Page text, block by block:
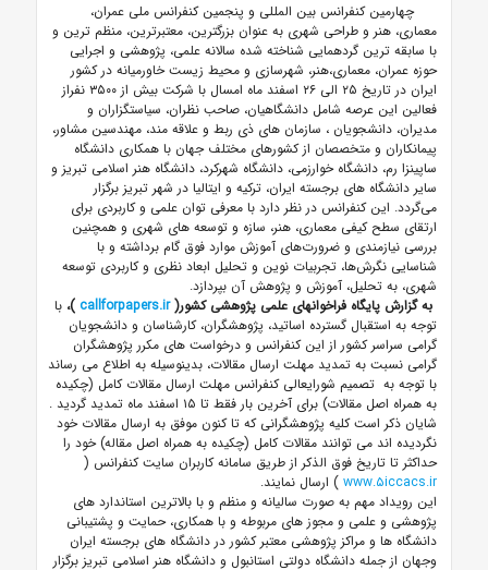
چهارمین کنفرانس بین المللی و پنجمین کنفرانس ملی عمران،
معماری، هنر و طراحی شهری به عنوان بزرگترین، معتبرترین، منظم ترین و
با سابقه ترین گردهمایی شناخته شده سالانه علمی، پژوهشی و اجرایی
حوزه عمران، معماری،هنر، شهرسازی و محیط زیست خاورمیانه در کشور
ایران در تاریخ ۲۵ الی ۲۶ اسفند ماه امسال با شرکت بیش از ۳۵۰۰ نفراز
فعالین این عرصه شامل دانشگاهیان، صاحب نظران، سیاستگزاران و
مدیران، دانشجویان ، سازمان های ذی ربط و علاقه مند، مهندسین مشاور،
پیمانکاران و متخصصان از کشورهای مختلف جهان با همکاری دانشگاه
ساپینزا رم، دانشگاه خوارزمی، دانشگاه شهرکرد، دانشگاه هنر اسلامی تبریز و
سایر دانشگاه های برجسته ایران، ترکیه و ایتالیا در شهر تبریز برگزار
می‌گردد. این کنفرانس در نظر دارد با معرفی توان علمی و کاربردی برای
ارتقای سطح کیفی معماری، هنر، سازه و توسعه های شهری و همچنین
بررسی نیازمندی و ضرورت‌های آموزش موارد فوق گام برداشته و با
شناسایی نگرش‌ها، تجربیات نوین و تحلیل ابعاد نظری و کاربردی توسعه
شهری، به تحلیل، آموزش و پژوهش آن بپردازد.
به گزارش پایگاه فراخوانهای علمی پژوهشی کشور(callforpapers.ir )، ‌با
توجه به استقبال گسترده اساتید، پژوهشگران، کارشناسان و دانشجویان
گرامی سراسر کشور از این کنفرانس و درخواست های مکرر پژوهشگران
گرامی نسبت به تمدید مهلت ارسال مقالات، بدینوسیله به اطلاع می رساند
با توجه به تصمیم شورایعالی کنفرانس مهلت ارسال مقالات کامل (چکیده
به همراه اصل مقالات) برای آخرین بار فقط تا ۱۵ اسفند ماه تمدید گردید
.
شایان ذکر است کلیه پژوهشگرانی که تا کنون موفق به ارسال مقالات خود
نگردیده اند می توانند مقالات کامل (چکیده به همراه اصل مقاله) خود را
حداکثر تا تاریخ فوق الذکر از طریق سامانه کاربران سایت کنفرانس (
www.۵iccacs.ir ) ارسال نمایند.
این رویداد مهم به صورت سالیانه و منظم و با بالاترین استاندارد های
پژوهشی و علمی و مجوز های مربوطه و با همکاری، حمایت و پشتیبانی
دانشگاه ها و مراکز پژوهشی معتبر کشور در دانشگاه های برجسته ایران
وجهان از جمله دانشگاه دولتی استانبول و دانشگاه هنر اسلامی تبریز برگزار